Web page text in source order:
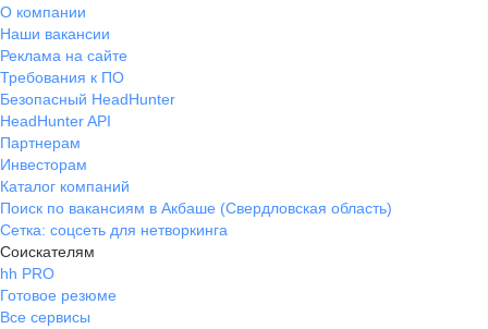
О компании
Наши вакансии
Реклама на сайте
Требования к ПО
Безопасный HeadHunter
HeadHunter API
Партнерам
Инвесторам
Каталог компаний
Поиск по вакансиям в Акбаше (Свердловская область)
Сетка: соцсеть для нетворкинга
Соискателям
hh PRO
Готовое резюме
Все сервисы